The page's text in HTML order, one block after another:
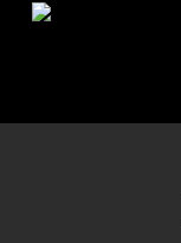
Skip
content